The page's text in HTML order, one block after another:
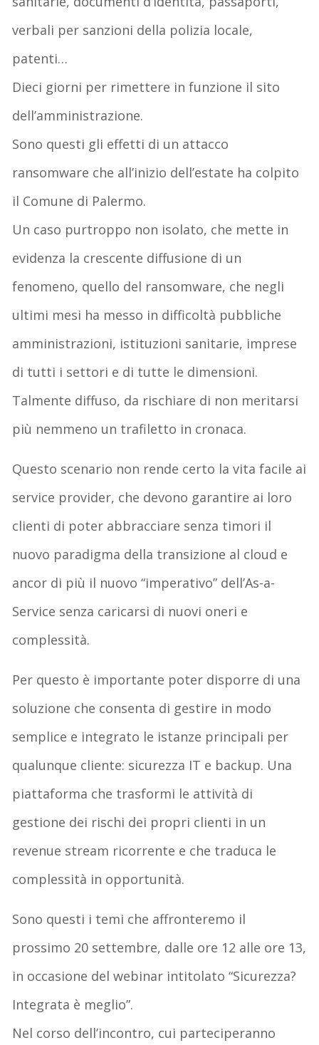
verbali per sanzioni della polizia locale,
patenti…
Dieci giorni per rimettere in funzione il sito
dell’amministrazione.
Sono questi gli effetti di un attacco
ransomware che all’inizio dell’estate ha colpito
il Comune di Palermo.
Un caso purtroppo non isolato, che mette in
evidenza la crescente diffusione di un
fenomeno, quello del ransomware, che negli
ultimi mesi ha messo in difficoltà pubbliche
amministrazioni, istituzioni sanitarie, imprese
di tutti i settori e di tutte le dimensioni.
Talmente diffuso, da rischiare di non meritarsi
più nemmeno un trafiletto in cronaca.
Questo scenario non rende certo la vita facile ai
service provider, che devono garantire ai loro
clienti di poter abbracciare senza timori il
nuovo paradigma della transizione al cloud e
ancor di più il nuovo “imperativo” dell’As-a-
Service senza caricarsi di nuovi oneri e
complessità.
Per questo è importante poter disporre di una
soluzione che consenta di gestire in modo
semplice e integrato le istanze principali per
qualunque cliente: sicurezza IT e backup. Una
piattaforma che trasformi le attività di
gestione dei rischi dei propri clienti in un
revenue stream ricorrente e che traduca le
complessità in opportunità.
Sono questi i temi che affronteremo il
prossimo 20 settembre, dalle ore 12 alle ore 13,
in occasione del webinar intitolato “Sicurezza?
Integrata è meglio”.
Nel corso dell’incontro, cui parteciperanno